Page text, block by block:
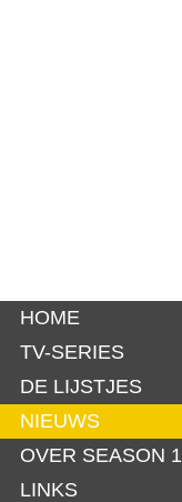
HOME
TV-SERIES
DE LIJSTJES
NIEUWS
OVER SEASON 1
LINKS